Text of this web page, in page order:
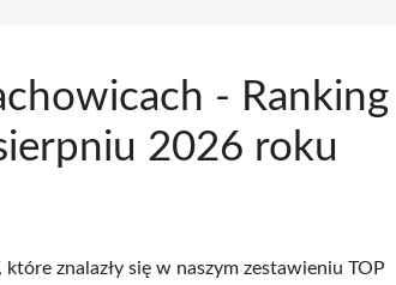
- Ranking
2026 roku
znalazły się w naszym zestawieniu TOP